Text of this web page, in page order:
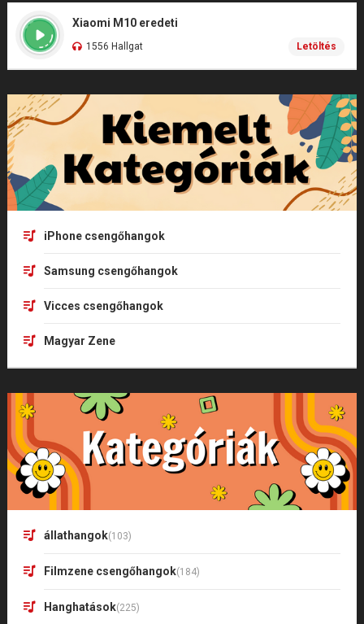
Xiaomi M10 eredeti
1556 Hallgat Letöltés
iPhone csengőhangok
Samsung csengőhangok
Vicces csengőhangok
Magyar Zene
állathangok(103)
Filmzene csengőhangok(184)
Hanghatások(225)